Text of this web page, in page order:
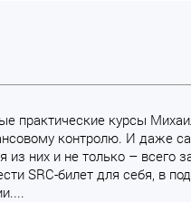
практические курсы
контролю. И даже
из них и не только – всего
SRC-билет для себя, в